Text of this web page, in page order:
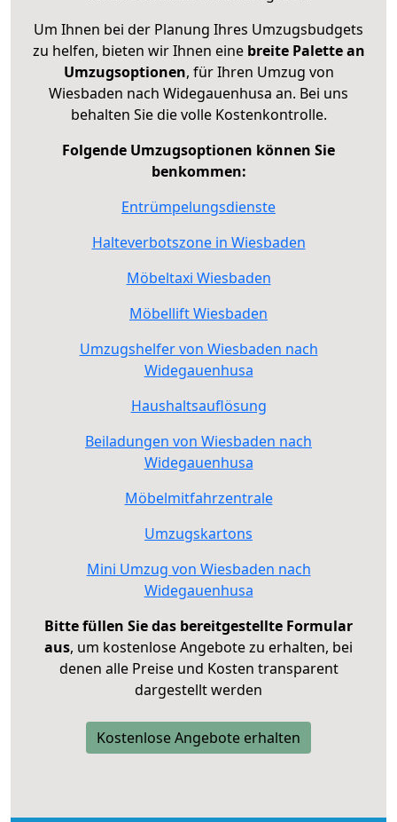
Um Ihnen bei der Planung Ihres Umzugsbudgets
zu helfen, bieten wir Ihnen eine breite Palette an
Umzugsoptionen, für Ihren Umzug von
Wiesbaden nach Widegauenhusa an. Bei uns
behalten Sie die volle Kostenkontrolle.
Folgende Umzugsoptionen können Sie
benkommen:
Entrümpelungsdienste
Halteverbotszone in Wiesbaden
Möbeltaxi Wiesbaden
Möbellift Wiesbaden
Umzugshelfer von Wiesbaden nach
Widegauenhusa
Haushaltsauflösung
Beiladungen von Wiesbaden nach
Widegauenhusa
Möbelmitfahrzentrale
Umzugskartons
Mini Umzug von Wiesbaden nach
Widegauenhusa
Bitte füllen Sie das bereitgestellte Formular
aus, um kostenlose Angebote zu erhalten, bei
denen alle Preise und Kosten transparent
dargestellt werden
Kostenlose Angebote erhalten